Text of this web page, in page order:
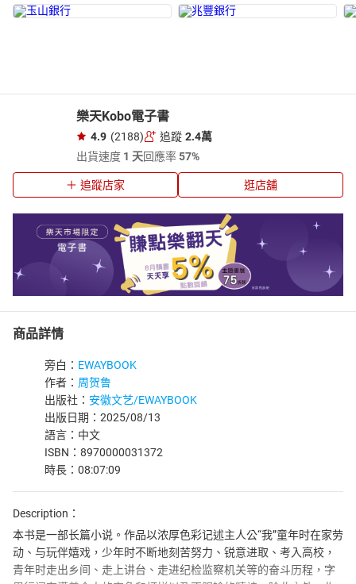
樂天Kobo電子書
4.9 (2188) 追蹤 2.4萬
出貨速度 1 天回應率57%
追蹤店家 逛店舖
商品詳情
旁白： EWAYBOOK
作者： 周贺鲁
出版社： 安徽文艺/EWAYBOOK
出版日期：2025/08/13
語言：中文
ISBN：8970000031372
時長：08:07:09
Description：
本书是一部长篇小说。作品以浓厚色彩记述主人公“我”童年时在家劳
动、与玩伴嬉戏，少年时不断地刻苦努力、锐意进取、考入高校，
青年时走出乡间、走上讲台、走进纪检监察机关等的奋斗历程，字